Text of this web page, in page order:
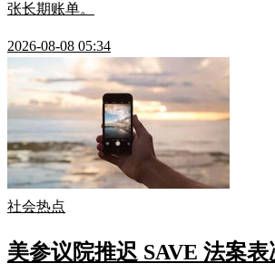
张长期账单。
2026-08-08 05:34
社会热点
美参议院推迟 SAVE 法案表